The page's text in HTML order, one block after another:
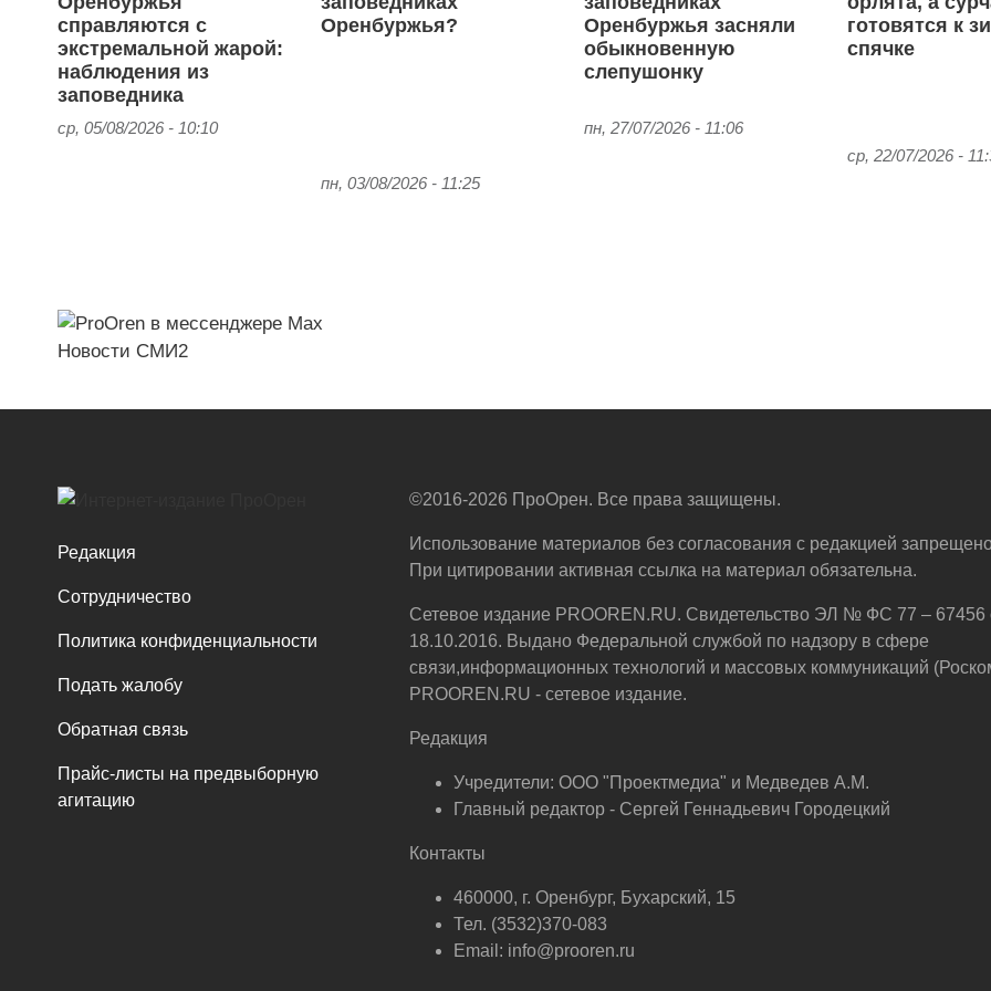
справляются с
экстремальной жарой:
наблюдения из
заповедника
ср, 05/08/2026 - 10:10
Оренбуржья?
пн, 03/08/2026 - 11:25
Оренбуржья засняли
обыкновенную
слепушонку
пн, 27/07/2026 - 11:06
готовятся к
спячке
ср, 22/07/2026 -
Новости СМИ2
Редакция
Сотрудничество
Политика конфиденциальности
Подать жалобу
Обратная связь
Прайс-листы на предвыборную
агитацию
©2016-2026 ПроОрен. Все права защищены.
Использование материалов без согласования с редакцией
При цитировании активная ссылка на материал обязательна.
Сетевое издание PROOREN.RU. Свидетельство ЭЛ № ФС 77 – 67456
18.10.2016. Выдано Федеральной службой по надзору в сфере
связи,информационных технологий и массовых коммуникаций
PROOREN.RU - сетевое издание.
Редакция
Учредители: ООО "Проектмедиа" и Медведев А.М.
Главный редактор - Сергей Геннадьевич Городецкий
Контакты
460000, г. Оренбург, Бухарский, 15
Тел. (3532)370-083
Email: info@prooren.ru